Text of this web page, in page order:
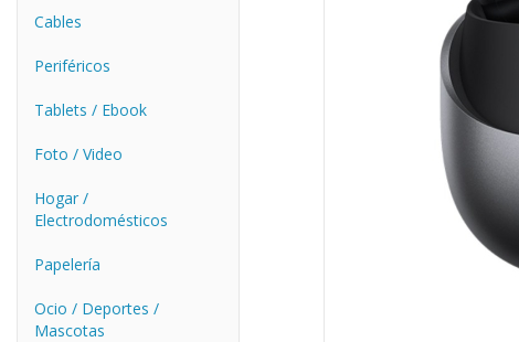
Cables
Periféricos
Tablets / Ebook
Foto / Video
Hogar /
Electrodomésticos
Papelería
Ocio / Deportes /
Mascotas